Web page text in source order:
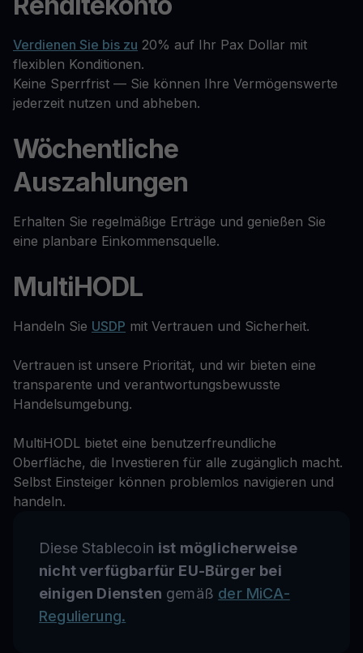
Verdienen Sie bis zu 20% auf Ihr Pax Dollar mit
flexiblen Konditionen.
Keine Sperrfrist — Sie können Ihre Vermögenswerte
jederzeit nutzen und abheben.
Wöchentliche
Auszahlungen
Erhalten Sie regelmäßige Erträge und genießen Sie
eine planbare Einkommensquelle.
MultiHODL
Handeln Sie USDP mit Vertrauen und Sicherheit.
Vertrauen ist unsere Priorität, und wir bieten eine
transparente und verantwortungsbewusste
Handelsumgebung.
MultiHODL bietet eine benutzerfreundliche
Oberfläche, die Investieren für alle zugänglich macht.
Selbst Einsteiger können problemlos navigieren und
handeln.
Diese Stablecoin ist möglicherweise
nicht verfügbarfür EU-Bürger bei
einigen Diensten gemäß der MiCA-
Regulierung.